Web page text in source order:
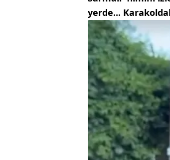
yerde...